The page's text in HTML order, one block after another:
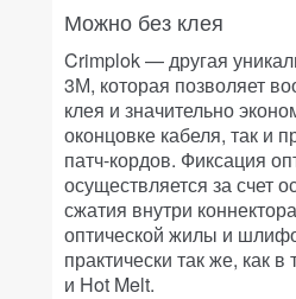
Можно без клея
Crimplok — другая
3М, которая позволяет
клея и значительно
оконцовке кабеля, так и
патч-кордов. Фиксация
осуществляется за счет
сжатия внутри
оптической жилы и
практически так же, как
и Hot Melt.